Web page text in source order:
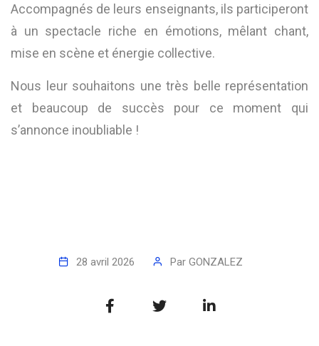
Accompagnés de leurs enseignants, ils participeront
à un spectacle riche en émotions, mêlant chant,
mise en scène et énergie collective.
Nous leur souhaitons une très belle représentation
et beaucoup de succès pour ce moment qui
s’annonce inoubliable !
28 avril 2026 Par GONZALEZ